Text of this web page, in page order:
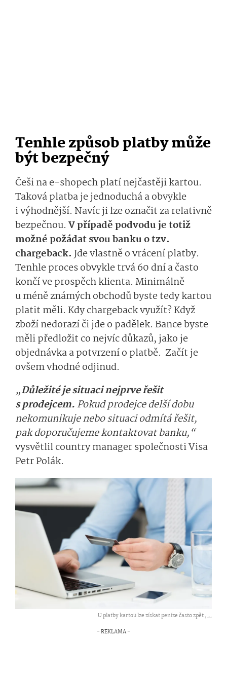
Tenhle způsob platby může
být bezpečný
Češi na e-shopech platí nejčastěji kartou.
Taková platba je jednoduchá a obvykle
i výhodnější. Navíc ji lze označit za relativně
bezpečnou. V pří­padě podvodu je totiž
možné požádat svou banku o tzv.
chargeback.Jde vlastně o vrácení platby.
Tenhle proces obvykle trvá 60 dní a často
končí ve prospěch klienta. Minimálně
u méně známých obchodů byste tedy kartou
platit měli. Kdy chargeback využít? Když
zboží nedorazí či jde o padělek. Bance byste
měli předložit co nejvíc důkazů, jako je
objednávka a potvrzení o platbě. Začít je
ovšem vhodné odjinud.
„Důležité je situaci nejprve řešit
s prodejcem. Pokud prodejce delší dobu
nekomunikuje nebo situaci odmítá řešit,
pak doporučujeme kontaktovat banku,“
vysvětlil country manager společnosti Visa
Petr Polák.
U platby kartou lze získat peníze často zpět ,...